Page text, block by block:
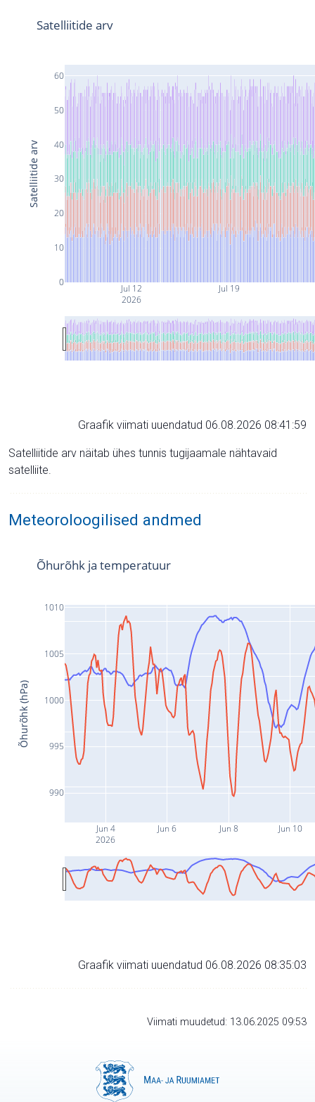
Jul 12
2026
Jul 19
0
10
20
30
40
50
60
Satelliitide arv
Satelliitide arv
Graafik viimati uuendatud 06.08.2026 08:41:59
Satelliitide arv näitab ühes tunnis tugijaamale nähtavaid
satelliite.
Meteoroloogilised andmed
Jun 4
2026
Jun 6 Jun 8 Jun 10
990
995
1000
1005
1010
Õhurõhk ja temperatuur
Õhurõhk (hPa)
Graafik viimati uuendatud 06.08.2026 08:35:03
Viimati muudetud: 13.06.2025 09:53